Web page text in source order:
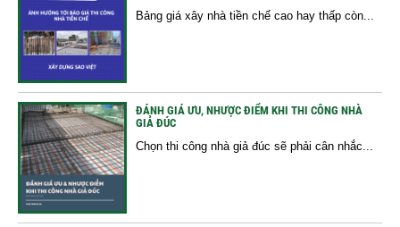
Bảng giá xây nhà tiền chế cao hay thấp còn...
ĐÁNH GIÁ ƯU, NHƯỢC ĐIỂM KHI THI CÔNG NHÀ
GIẢ ĐÚC
Chọn thi công nhà giả đúc sẽ phải cân nhắc...